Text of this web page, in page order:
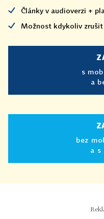
Články v audioverzi +
Možnost kdykoliv zrušit
s
a
bez
a s